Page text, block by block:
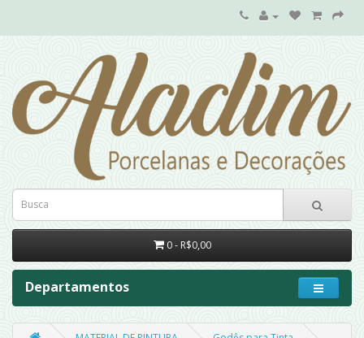
0 - R$0,00
Departamentos